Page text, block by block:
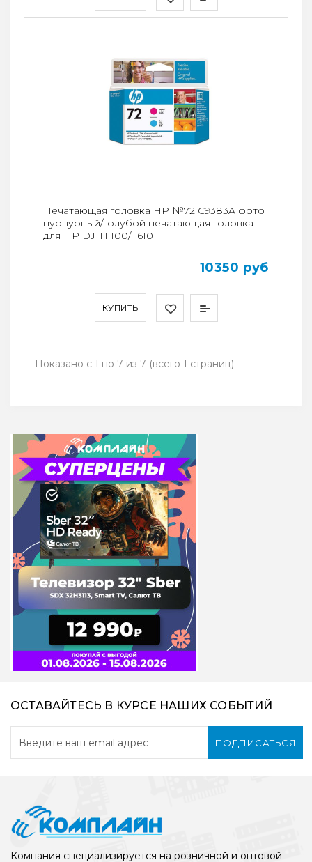
КУПИТЬ
Печатающая головка HP №72 C9383A фото
пурпурный/голубой печатающая головка
для HP DJ Т1 100/Т610
10350 руб
Показано с 1 по 7 из 7 (всего 1 страниц)
ОСТАВАЙТЕСЬ В КУРСЕ НАШИХ СОБЫТИЙ
ПОДПИСАТЬСЯ
Компания специализируется на розничной и оптовой